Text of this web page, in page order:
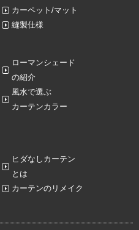
カーペット/マット
縫製仕様
ローマンシェード
の紹介
風水で選ぶ
カーテンカラー
ヒダなしカーテン
とは
カーテンのリメイク